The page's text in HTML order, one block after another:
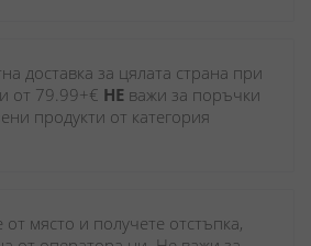
доставка за цялата страна при
от 79.99+€ НЕ важи за поръчки
продукти от категория
от място и получете отстъпка,